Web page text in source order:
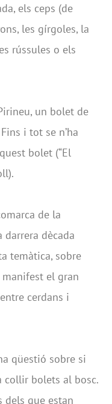
els ceps (de
les gírgoles, la
rússules o els
un bolet de
i tot se n’ha
bolet (“El
de la
darrera dècada
temàtica, sobre
el gran
cerdans i
qüestió sobre si
collir bolets al bosc.
dels que estan